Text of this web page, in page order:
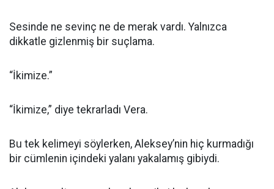
Sesinde ne sevinç ne de merak vardı. Yalnızca
dikkatle gizlenmiş bir suçlama.
“İkimize.”
“İkimize,” diye tekrarladı Vera.
Bu tek kelimeyi söylerken, Aleksey’nin hiç kurmadığı
bir cümlenin içindeki yalanı yakalamış gibiydi.